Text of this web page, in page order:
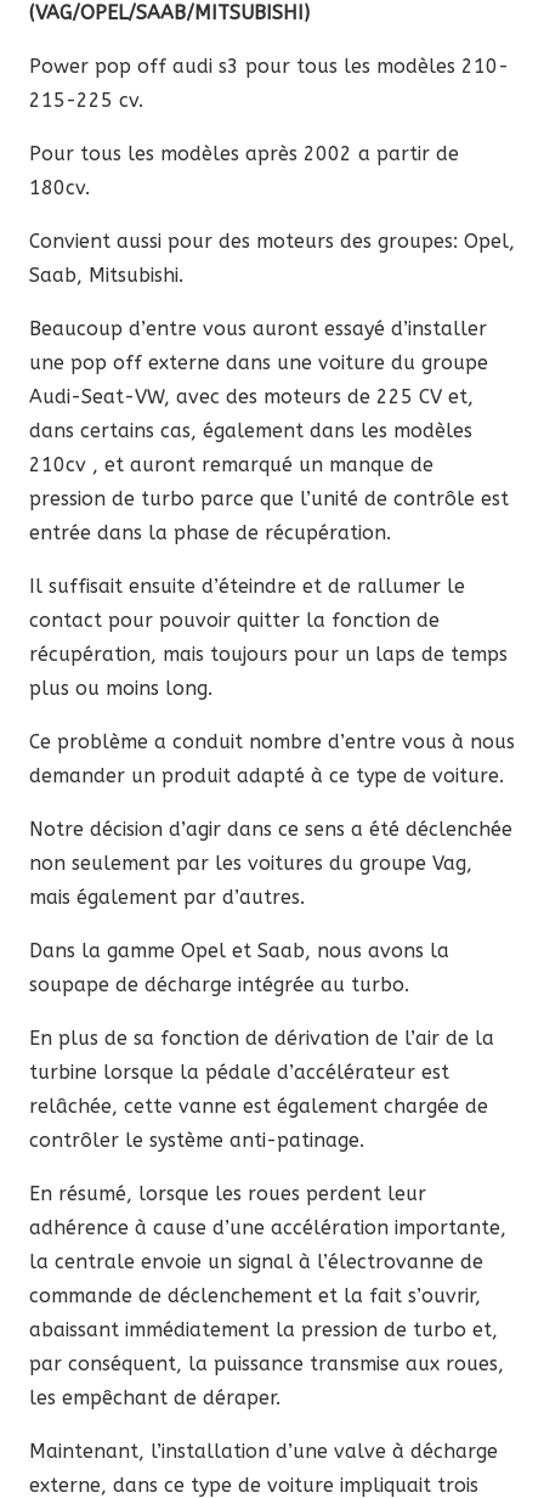
(VAG/OPEL/SAAB/MITSUBISHI)
Power pop off audi s3 pour tous les modèles 210-
215-225 cv.
Pour tous les modèles après 2002 a partir de
180cv.
Convient aussi pour des moteurs des groupes: Opel,
Saab, Mitsubishi.
Beaucoup d’entre vous auront essayé d’installer
une pop off externe dans une voiture du groupe
Audi-Seat-VW, avec des moteurs de 225 CV et,
dans certains cas, également dans les modèles
210cv , et auront remarqué un manque de
pression de turbo parce que l’unité de contrôle est
entrée dans la phase de récupération.
Il suffisait ensuite d’éteindre et de rallumer le
contact pour pouvoir quitter la fonction de
récupération, mais toujours pour un laps de temps
plus ou moins long.
Ce problème a conduit nombre d’entre vous à nous
demander un produit adapté à ce type de voiture.
Notre décision d’agir dans ce sens a été déclenchée
non seulement par les voitures du groupe Vag,
mais également par d’autres.
Dans la gamme Opel et Saab, nous avons la
soupape de décharge intégrée au turbo.
En plus de sa fonction de dérivation de l’air de la
turbine lorsque la pédale d’accélérateur est
relâchée, cette vanne est également chargée de
contrôler le système anti-patinage.
En résumé, lorsque les roues perdent leur
adhérence à cause d’une accélération importante,
la centrale envoie un signal à l’électrovanne de
commande de déclenchement et la fait s’ouvrir,
abaissant immédiatement la pression de turbo et,
par conséquent, la puissance transmise aux roues,
les empêchant de déraper.
Maintenant, l’installation d’une valve à décharge
externe, dans ce type de voiture impliquait trois